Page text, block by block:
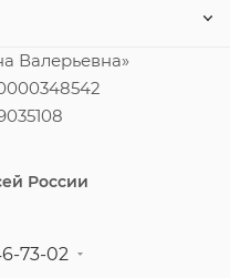
Валерьевна»
России
73-02